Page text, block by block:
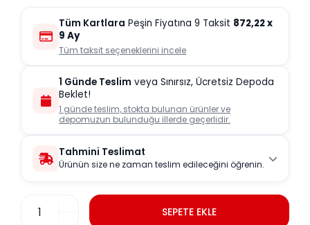
Tüm Kartlara Peşin Fiyatına 9 Taksit 872,22x
9 Ay
Tüm taksit seçeneklerini incele
1 Günde Teslim veya Sınırsız, Ücretsiz Depoda
Beklet!
1 günde teslim, stokta bulunan ürünler ve
depomuzun bulunduğu illerde geçerlidir.
Tahmini Teslimat
Ürünün size ne zaman teslim edileceğini öğrenin.
SEPETE EKLE